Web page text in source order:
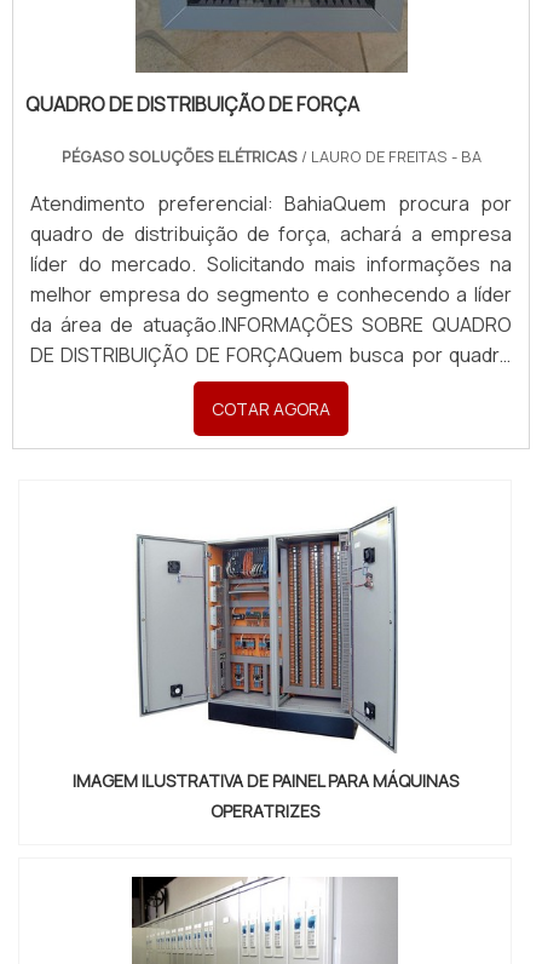
QUADRO DE DISTRIBUIÇÃO DE FORÇA
PÉGASO SOLUÇÕES ELÉTRICAS / LAURO DE FREITAS - BA
Atendimento preferencial: BahiaQuem procura por
quadro de distribuição de força, achará a empresa
líder do mercado. Solicitando mais informações na
melhor empresa do segmento e conhecendo a líder
da área de atuação.INFORMAÇÕES SOBRE QUADRO
DE DISTRIBUIÇÃO DE FORÇAQuem busca por quadro
de distribuição de força em uma empresa inovadora,
descobre a Pégaso Soluções Elétricas. Uma empresa
com alto know-how em banco de capacitores para
COTAR AGORA
IMAGEM ILUSTRATIVA DE PAINEL PARA MÁQUINAS
OPERATRIZES